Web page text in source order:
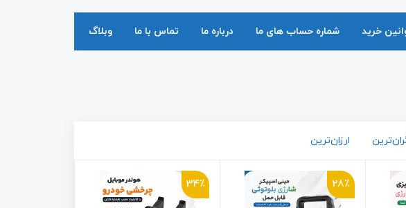
خرید شماره حساب های ما درباره ما تماس با ما وبلاگ
ارزان‌ترین
28٪ 34٪